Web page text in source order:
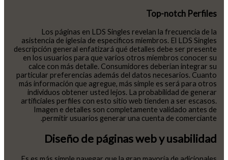
Top-notch Perfiles
Los páginas en LDS Singles revelan la frecuencia de la
asistencia de iglesia de específicos miembros. El LDS Singles
descripción general enfatizará qué detalles debe ser presente
en los usuarios para que varios otros miembros conocer su
calce con más detalle. Consumidores deberían integrar su
particular preferencias además del datos necesarios. Cuanto
más información que agregue, más simple es será para otros
individuos obtener usted lejos. La probabilidad de generar
artificiales perfiles con esto sitio web tienden a ser escasos.
Imagen e detalles son completamente validado antes de
permitir usuarios generar una cuenta de comerciante.
Diseño de páginas web y usabilidad